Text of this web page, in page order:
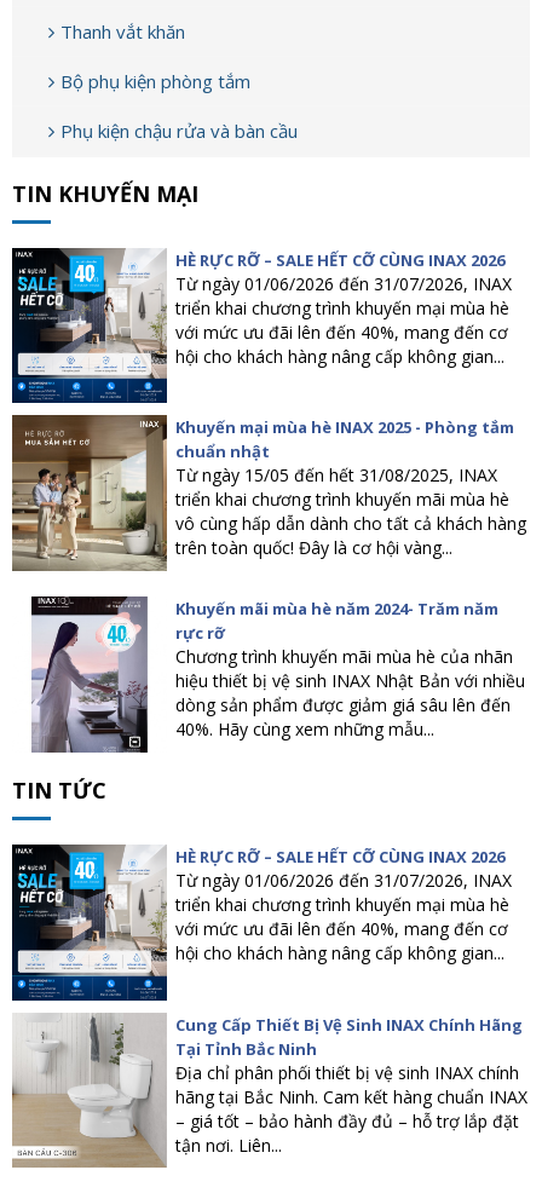
Thanh vắt khăn
Bộ phụ kiện phòng tắm
Phụ kiện chậu rửa và bàn cầu
TIN KHUYẾN MẠI
HÈ RỰC RỠ – SALE HẾT CỠ CÙNG INAX 2026
Từ ngày 01/06/2026 đến 31/07/2026, INAX
triển khai chương trình khuyến mại mùa hè
với mức ưu đãi lên đến 40%, mang đến cơ
hội cho khách hàng nâng cấp không gian...
Khuyến mại mùa hè INAX 2025 - Phòng tắm
chuẩn nhật
Từ ngày 15/05 đến hết 31/08/2025, INAX
triển khai chương trình khuyến mãi mùa hè
vô cùng hấp dẫn dành cho tất cả khách hàng
trên toàn quốc! Đây là cơ hội vàng...
Khuyến mãi mùa hè năm 2024- Trăm năm
rực rỡ
Chương trình khuyến mãi mùa hè của nhãn
hiệu thiết bị vệ sinh INAX Nhật Bản với nhiều
dòng sản phẩm được giảm giá sâu lên đến
40%. Hãy cùng xem những mẫu...
TIN TỨC
HÈ RỰC RỠ – SALE HẾT CỠ CÙNG INAX 2026
Từ ngày 01/06/2026 đến 31/07/2026, INAX
triển khai chương trình khuyến mại mùa hè
với mức ưu đãi lên đến 40%, mang đến cơ
hội cho khách hàng nâng cấp không gian...
Cung Cấp Thiết Bị Vệ Sinh INAX Chính Hãng
Tại Tỉnh Bắc Ninh
Địa chỉ phân phối thiết bị vệ sinh INAX chính
hãng tại Bắc Ninh. Cam kết hàng chuẩn INAX
– giá tốt – bảo hành đầy đủ – hỗ trợ lắp đặt
tận nơi. Liên...